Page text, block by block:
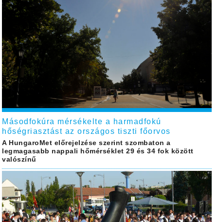
Másodfokúra mérsékelte a harmadfokú
hőségriasztást az országos tiszti főorvos
A HungaroMet előrejelzése szerint szombaton a
legmagasabb nappali hőmérséklet 29 és 34 fok között
valószínű